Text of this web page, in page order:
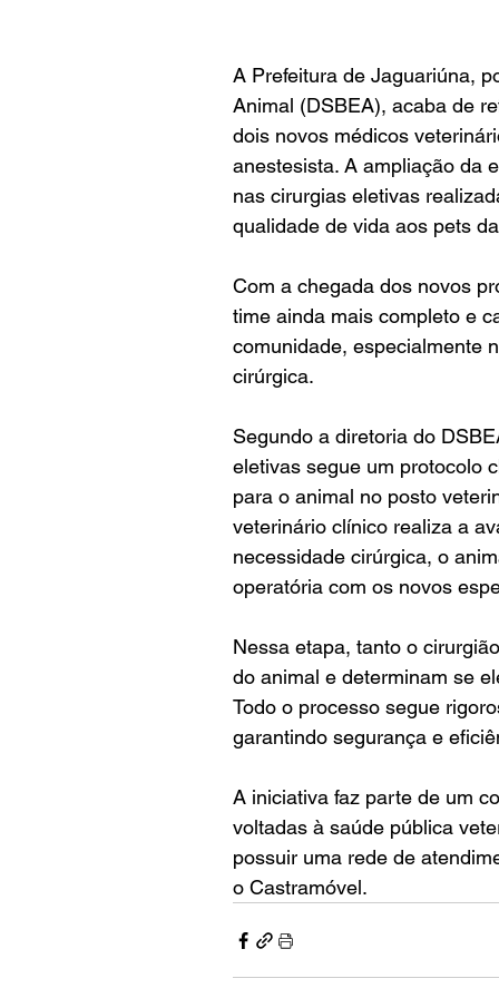
A Prefeitura de Jaguariúna,
Animal (DSBEA), acaba de
dois novos médicos
anestesista. A ampliação da
nas cirurgias eletivas
qualidade de vida aos pets
Com a chegada dos novos
time ainda mais completo e
comunidade, especialmente
cirúrgica.
Segundo a diretoria do
eletivas segue um protocolo
para o animal no posto
veterinário clínico realiza a
necessidade cirúrgica, o
operatória com os novos
Nessa etapa, tanto o
do animal e determinam se
Todo o processo segue
garantindo segurança e
A iniciativa faz parte de um
voltadas à saúde pública
possuir uma rede de
o Castramóvel.